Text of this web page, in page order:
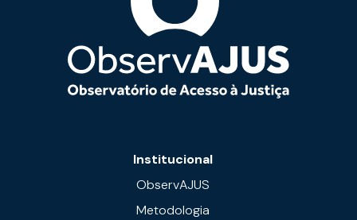
Institucional
ObservAJUS
Metodologia